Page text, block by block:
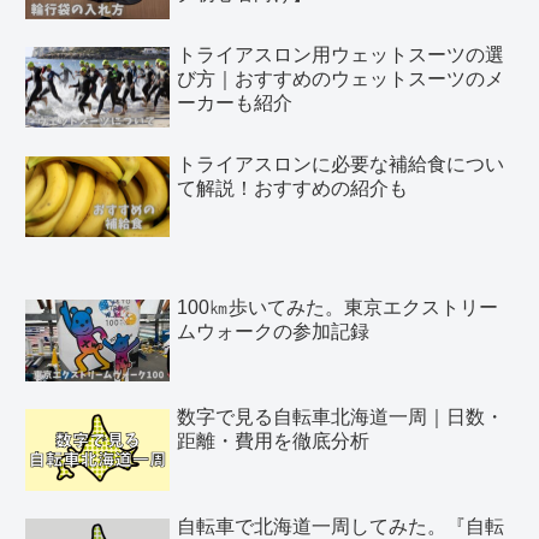
トライアスロン用ウェットスーツの選
び方｜おすすめのウェットスーツのメ
ーカーも紹介
トライアスロンに必要な補給食につい
て解説！おすすめの紹介も
100㎞歩いてみた。東京エクストリー
ムウォークの参加記録
数字で見る自転車北海道一周｜日数・
距離・費用を徹底分析
自転車で北海道一周してみた。『自転